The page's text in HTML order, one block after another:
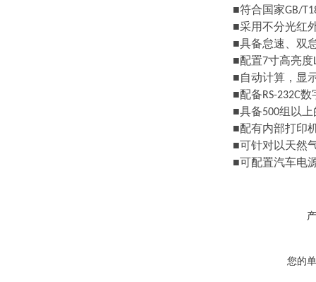
■符合国家GB/
■采用不分光红
■具备怠速、双
■配置7寸高亮度
■自动计算，显
■配备RS-232C
■具备500组以
■配有内部打印
■可针对以天然
■可配置汽车电
您的